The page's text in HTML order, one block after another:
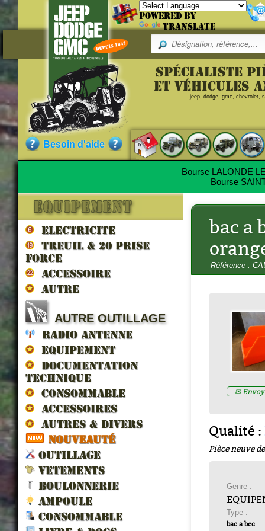
Powered by
Translate
Besoin d'aide
Spécialiste
et véhicules
jeep, dodge, gmc, chevrolet,
Bourse LALONDE
Bourse
ELECTRICITE
TREUIL & 20 prise
force
ACCESSOIRE
AUTRE
AUTRE OUTILLAGE
RADIO ANTENNE
EQUIPEMENT
DOCUMENTATION
TECHNIQUE
CONSOMMABLE
ACCESSOIRES
AUTRES & DIVERS
NOUVEAUTÉ
OUTILLAGE
VETEMENTS
BOULONNERIE
AMPOULE
CONSOMMABLE
bac a
Référence :
✉
Merci de remplir le
E-mail :
Commentaire (Max 500
Saisir le code suivant :
Qualité :
Pièce neuve
Genre :
Type :
bac a bec
Référence
CAUCHARD188
Qualité :NEUFPièce neuve de fabrication
Nos clients ont aussi
LES VEHICULES ALLIES DE
LIBERATION par francois
Prix : 16.67€ HT